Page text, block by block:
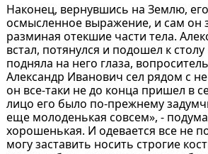
Наконец, вернувшись на Землю,
осмысленное выражение, и сам он
разминая отекшие части тела.
встал, потянулся и подошел к
подняла на него глаза,
Александр Иванович сел рядом с
он все-таки не до конца пришел в
лицо его было по-прежнему
еще молоденькая совсем», -
хорошенькая. И одевается все не
могу заставить носить строгие